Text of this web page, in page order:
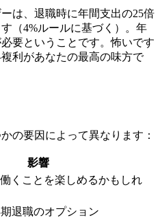
は、退職時に年間支出の25倍
（4%ルールに基づく）。年
必要ということです。怖いです
利があなたの最高の味方で
の要因によって異なります：
影響
くことを楽しめるかもしれ
退職のオプション